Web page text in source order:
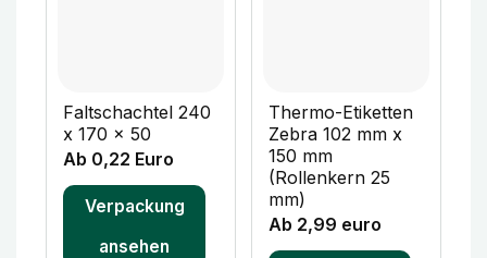
Faltschachtel 240
x 170 x 50
Ab 0,22 Euro
Verpackung
ansehen
Thermo-Etiketten
Zebra 102 mm x
150 mm
(Rollenkern 25
mm)
Ab 2,99 euro